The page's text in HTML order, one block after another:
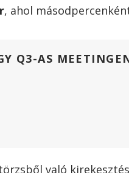
, ahol
Q3-AS
való